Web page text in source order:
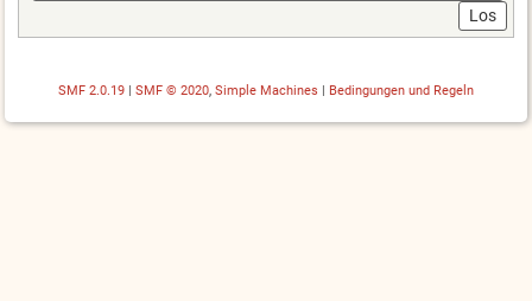
SMF 2.0.19 SMF © 2020, Simple Machines Bedingungen und Regeln